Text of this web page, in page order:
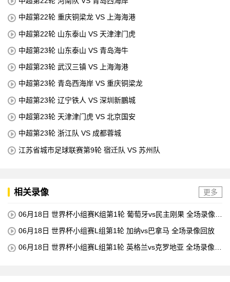
中超第22轮 重庆铜梁龙 VS 上海海港
中超第22轮 山东泰山 VS 天津津门虎
中超第23轮 山东泰山 VS 青岛海牛
中超第23轮 武汉三镇 VS 上海海港
中超第23轮 青岛西海岸 VS 重庆铜梁龙
中超第23轮 辽宁铁人 VS 深圳新鵬城
中超第23轮 天津津门虎 VS 北京国安
中超第23轮 浙江队 VS 成都蓉城
江苏省城市足球联赛第9轮 宿迁队 VS 苏州队
相关录像 更多
06月18日 世界杯小组赛K组第1轮 葡萄牙vs民主刚果 全场录像回
06月18日 世界杯小组赛L组第1轮 加纳vs巴拿马 全场录像回放
06月18日 世界杯小组赛L组第1轮 英格兰vs克罗地亚 全场录像回